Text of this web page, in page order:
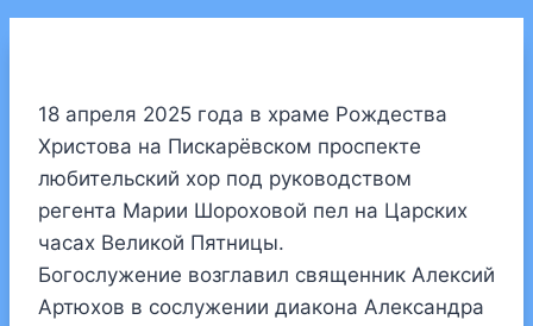
18 апреля 2025 года в храме Рождества
Христова на Пискарёвском проспекте
любительский хор под руководством
регента Марии Шороховой пел на Царских
часах Великой Пятницы.
Богослужение возглавил священник Алексий
Артюхов в сослужении диакона Александра